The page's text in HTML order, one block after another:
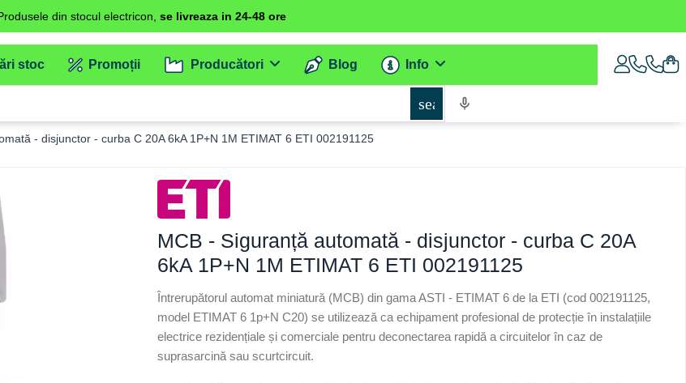
din stocul electricon, se livreaza in 24-48 ore
stoc Promoții Producători Blog Info
search
- disjunctor - curba C 20A 6kA 1P+N 1M ETIMAT 6 ETI 002191125
MCB - Siguranță automată - disjunctor - curba C 20A
6kA 1P+N 1M ETIMAT 6 ETI 002191125
Întrerupătorul automat miniatură (MCB) din gama ASTI - ETIMAT 6 de la ETI (cod 002191125,
model ETIMAT 6 1p+N C20) se utilizează ca echipament profesional de protecție în instalațiile
electrice rezidențiale și comerciale pentru deconectarea rapidă a circuitelor în caz de
suprasarcină sau scurtcircuit.